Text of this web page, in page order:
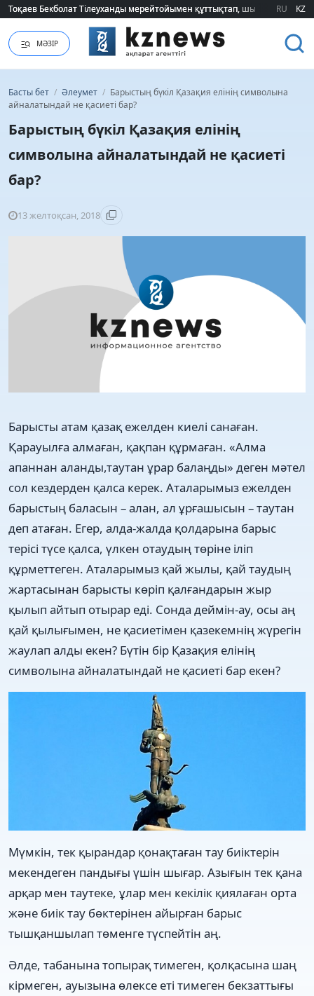
Тоқаев Бекболат Тілеуханды мерейтойымен құттықтап, шығармашылық
Тоқаев Бекболат Тілеуханды мерейтойымен құттықтап, шығармашылық
RU KZ
МӘЗІР
Басты бет / Әлеумет / Барыстың бүкіл Қазақия елінің символына
айналатындай не қасиеті бар?
Барыстың бүкіл Қазақия елінің
символына айналатындай не қасиеті
бар?
13 желтоқсан, 2018
Барысты атам қазақ ежелден киелі санаған.
Қарауылға алмаған, қақпан құрмаған. «Алма
апаннан аланды,таутан ұрар балаңды» деген мәтел
сол кездерден қалса керек. Аталарымыз ежелден
барыстың баласын – алан, ал ұрғашысын – таутан
деп атаған. Егер, алда-жалда қолдарына барыс
терісі түсе қалса, үлкен отаудың төріне іліп
құрметтеген. Аталарымыз қай жылы, қай таудың
жартасынан барысты көріп қалғандарын жыр
қылып айтып отырар еді. Сонда деймін-ау, осы аң
қай қылығымен, не қасиетімен қазекемнің жүрегін
жаулап алды екен? Бүтін бір Қазақия елінің
символына айналатындай не қасиеті бар екен?
Мүмкін, тек қырандар қонақтаған тау биіктерін
мекендеген пандығы үшін шығар. Азығын тек қана
арқар мен таутеке, ұлар мен кекілік қиялаған орта
және биік тау бөктерінен айырған барыс
тышқаншылап төменге түспейтін аң.
Әлде, табанына топырақ тимеген, қолқасына шаң
кірмеген, ауызына өлексе еті тимеген бекзаттығы